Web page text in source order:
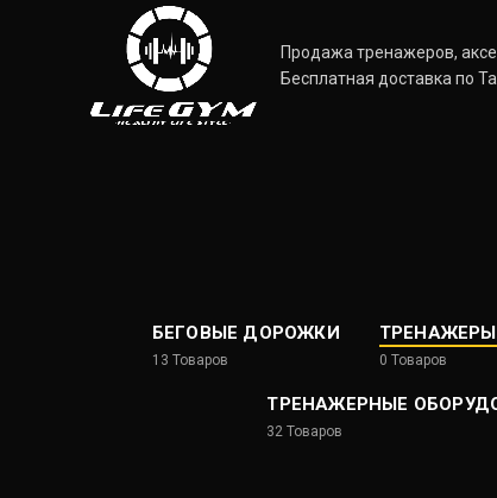
Продажа тренажеров,
Бесплатная доставка по
БЕГОВЫЕ ДОРОЖКИ
13 Товаров
ТРЕНАЖЕРЫ
0 Товаров
ТРЕНАЖЕРНЫЕ
32 Товаров